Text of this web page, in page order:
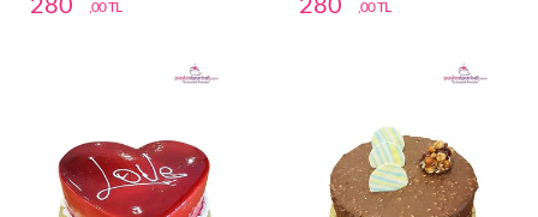
280 ,00 TL 280 ,00 TL